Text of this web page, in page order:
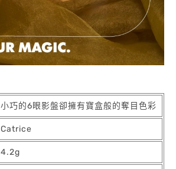
小巧的6眼影盤卻擁有寶盒般的奪目色彩
Catrice
4.2g